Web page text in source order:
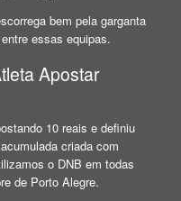
bem pela garganta
essas equipas.
Apostar
10 reais e definiu
criada com
o DNB em todas
de Porto Alegre.